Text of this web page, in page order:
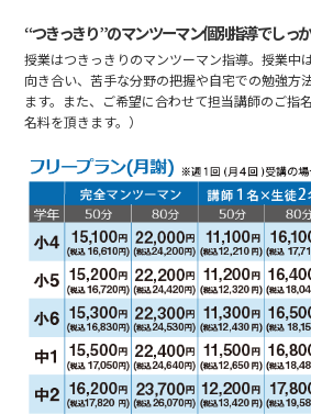
“つきっきり”のマンツーマン個別指導でしっ
授業はつきっきりのマンツーマン指導。授業中
向き合い、苦手な分野の把握や自宅での勉強方
ます。また、ご希望に合わせて担当講師のご指
名料を頂きます。）